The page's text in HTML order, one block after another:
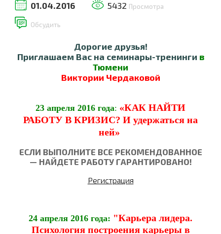
01.04.2016 5432 Просмотра
Обсудить
Дорогие друзья!
Приглашаем Вас на семинары-тренинги в
Тюмени
Виктории Чердаковой
23 апреля 2016 года: «КАК НАЙТИ
РАБОТУ В КРИЗИС? И удержаться на
ней»
ЕСЛИ ВЫПОЛНИТЕ ВСЕ РЕКОМЕНДОВАННОЕ
— НАЙДЕТЕ РАБОТУ ГАРАНТИРОВАНО!
Регистрация
24 апреля 2016 года: "Карьера лидера.
Психология построения карьеры в